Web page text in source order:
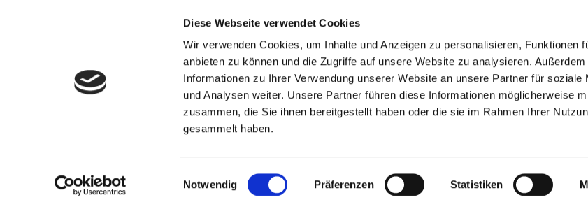
Diese Webseite verwendet Cookies
Wir verwenden Cookies, um Inhalte und Anzeigen zu personalisieren, Funktionen
anbieten zu können und die Zugriffe auf unsere Website zu analysieren.
Informationen zu Ihrer Verwendung unserer Website an unsere Partner für soziale
und Analysen weiter. Unsere Partner führen diese Informationen möglicherweise
zusammen, die Sie ihnen bereitgestellt haben oder die sie im Rahmen Ihrer
gesammelt haben.
Einwilligungsauswahl
Notwendig Präferenzen Statistiken
Kunststoff. Kunststoffschächte werden in der Kanalisation
in den Bereichen Wasserver- und entsorgung,
Straßenentwässerung, Kanalsanierung,
Druckentwässerung sowie im Bereich der Elektro und
Telekommunikation eingesetzt.
Ausschreibungstexte
Baufragen
Kontakt
Downloads / Unterlagen
Login
© 2021 ROMOLD GmbH | Impressum|Datenschutz bei ROMOLD GmbH